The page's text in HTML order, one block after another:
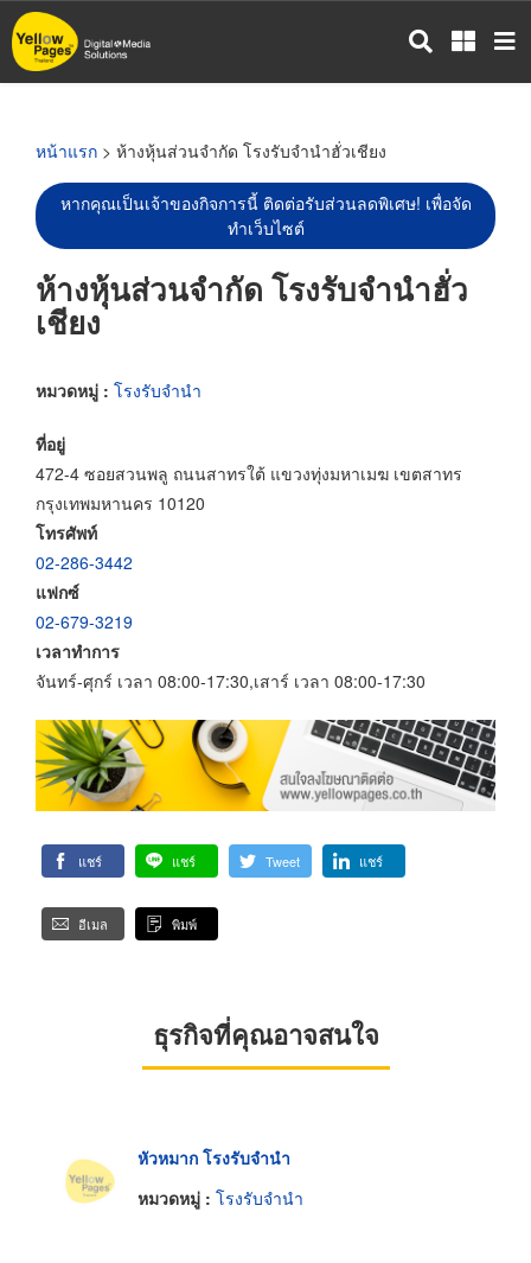
ข้าม
ไป
หน้าแรก > ห้างหุ้นส่วนจำกัด โรงรับจำนำฮั่วเชียง
หากคุณเป็นเจ้าของกิจการนี้ ติดต่อรับส่วนลดพิเศษ! เพื่อจัด
ทำเว็บไซต์
ห้างหุ้นส่วนจำกัด โรงรับจำนำฮั่ว
เชียง
หมวดหมู่ : โรงรับจำนำ
ที่อยู่
472-4 ซอยสวนพลู ถนนสาทรใต้ แขวงทุ่งมหาเมฆ เขตสาทร
กรุงเทพมหานคร 10120
โทรศัพท์
02-286-3442
แฟกซ์
02-679-3219
เวลาทำการ
จันทร์-ศุกร์ เวลา 08:00-17:30,เสาร์ เวลา 08:00-17:30
แชร์ แชร์ Tweet แชร์
อีเมล พิมพ์
ธุรกิจที่คุณอาจสนใจ
หัวหมาก โรงรับจำนำ
หมวดหมู่ : โรงรับจำนำ